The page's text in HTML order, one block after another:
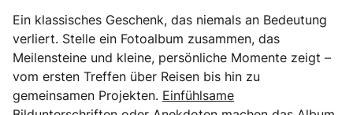
Ein klassisches Geschenk, das niemals an Bedeutung
verliert. Stelle ein Fotoalbum zusammen, das
Meilensteine und kleine, persönliche Momente zeigt –
vom ersten Treffen über Reisen bis hin zu
gemeinsamen Projekten. Einfühlsame